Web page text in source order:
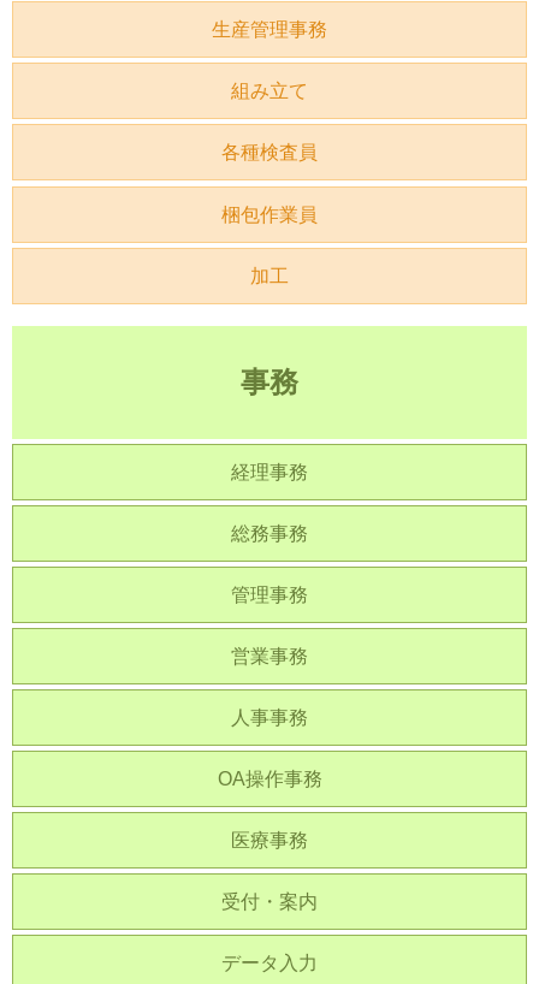
生産管理事務
組み立て
各種検査員
梱包作業員
加工
事務
経理事務
総務事務
管理事務
営業事務
人事事務
OA操作事務
医療事務
受付・案内
データ入力